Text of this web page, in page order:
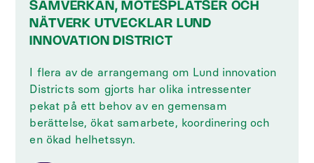
SAMVERKAN, MÖTESPLATSER OCH
NÄTVERK UTVECKLAR LUND
INNOVATION DISTRICT
I flera av de arrangemang om Lund innovation
Districts som gjorts har olika intressenter
pekat på ett behov av en gemensam
berättelse, ökat samarbete, koordinering och
en ökad helhetssyn.